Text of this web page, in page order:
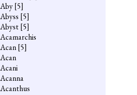
Aby[5]
Abyss [5]
Abyst[5]
Acamarchis
Acan[5]
Acan
Acani
Acanna
Acanthus